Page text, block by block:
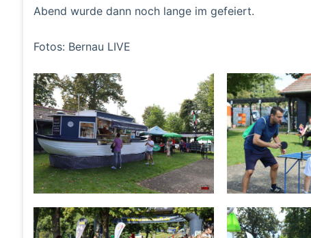
Abend wurde dann noch lange im gefeiert.
Fotos: Bernau LIVE